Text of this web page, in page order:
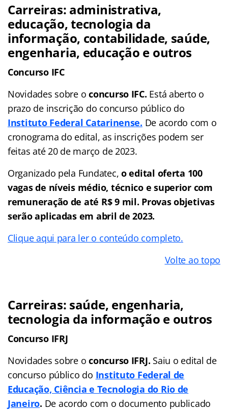
Carreiras: administrativa,
educação, tecnologia da
informação, contabilidade, saúde,
engenharia, educação e outros
Concurso IFC
Novidades sobre oconcurso IFC. Está aberto o
prazo de inscrição do concurso público do
Instituto Federal Catarinense. De acordo com o
cronograma do edital, as inscrições podem ser
feitas até 20 de março de 2023.
Organizado pela Fundatec, o edital oferta 100
vagas de níveis médio, técnico e superior com
remuneração de até R$ 9 mil. Provas objetivas
serão aplicadas em abril de 2023.
Clique aqui para ler o conteúdo completo.
Volte ao topo
Carreiras: saúde, engenharia,
tecnologia da informação e outros
Concurso IFRJ
Novidades sobre oconcurso IFRJ. Saiu o edital de
concurso público do Instituto Federal de
Educação, Ciência e Tecnologia do Rio de
Janeiro. De acordo com o documento publicado